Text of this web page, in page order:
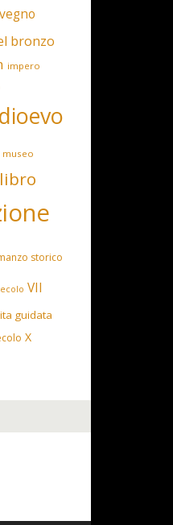
bronzo
impero
museo
storico
VII
guidata
X